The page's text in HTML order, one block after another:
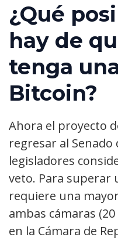
¿Qué
hay de
tenga
Bitcoin?
Ahora el proyecto
regresar al
legisladores
veto. Para superar
requiere una
ambas cámaras
en la Cámara de